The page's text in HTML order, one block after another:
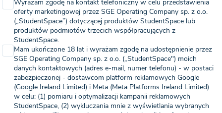
Wyrażam zgodę na kontakt telefoniczny w celu przedstawienia
oferty marketingowej przez SGE Operating Company sp. z o.o.
(„StudentSpace”) dotyczącej produktów StudentSpace lub
produktów podmiotów trzecich współpracujących z
StudentSpace.
Mam ukończone 18 lat i wyrażam zgodę na udostępnienie przez
SGE Operating Company sp. z o.o. („StudentSpace") moich
danych kontaktowych (adres e-mail, numer telefonu) - w postaci
zabezpieczonej - dostawcom platform reklamowych Google
(Google Ireland Limited) i Meta (Meta Platforms Ireland Limited)
w celu: (1) pomiaru i optymalizacji kampanii reklamowych
StudentSpace, (2) wykluczania mnie z wyświetlania wybranych